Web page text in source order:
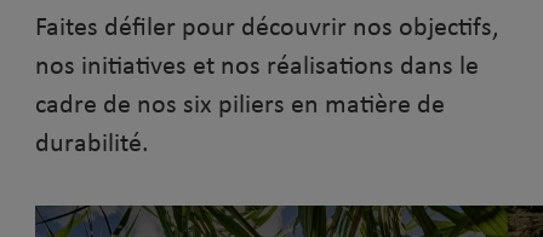
Faites défiler pour découvrir nos objectifs,
nos initiatives et nos réalisations dans le
cadre de nos six piliers en matière de
durabilité.